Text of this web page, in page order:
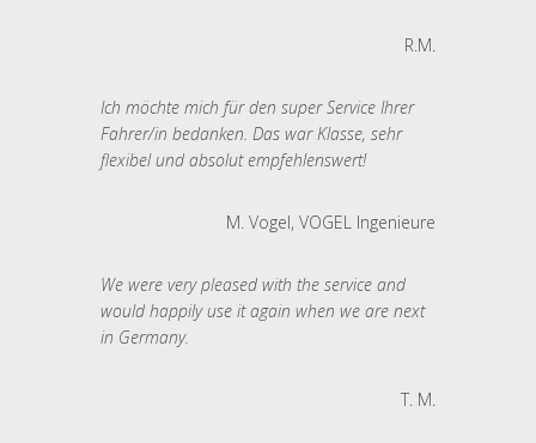
R.M.
Ich möchte mich für den super Service Ihrer
Fahrer/in bedanken. Das war Klasse, sehr
flexibel und absolut empfehlenswert!
M. Vogel, VOGEL Ingenieure
We were very pleased with the service and
would happily use it again when we are next
in Germany.
T. M.